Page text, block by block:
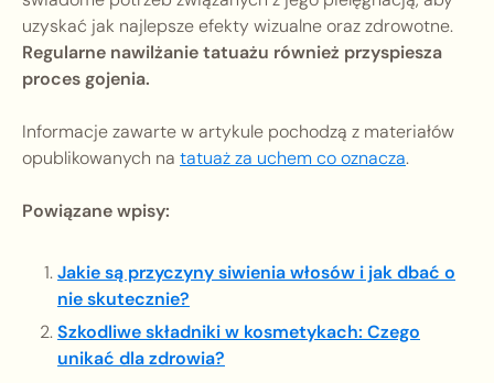
uzyskać jak najlepsze efekty wizualne oraz zdrowotne.
Regularne nawilżanie tatuażu również przyspiesza
proces gojenia.
Informacje zawarte w artykule pochodzą z materiałów
opublikowanych na tatuaż za uchem co oznacza.
Powiązane wpisy:
Jakie są przyczyny siwienia włosów i jak dbać o
nie skutecznie?
Szkodliwe składniki w kosmetykach: Czego
unikać dla zdrowia?